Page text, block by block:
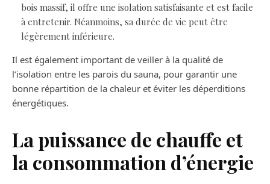
bois massif, il offre une isolation satisfaisante et est facile
à entretenir. Néanmoins, sa durée de vie peut être
légèrement inférieure.
Il est également important de veiller à la qualité de
l’isolation entre les parois du sauna, pour garantir une
bonne répartition de la chaleur et éviter les déperditions
énergétiques.
La puissance de chauffe et
la consommation d’énergie